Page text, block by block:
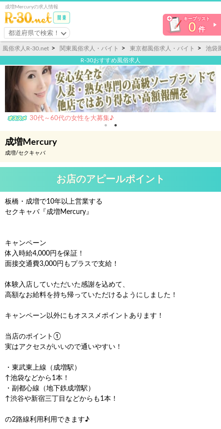
成増Mercuryの求人情報
都道府県で検索！
キープリスト
0 件
風俗求人R-30.net 関東風俗求人・バイト 東京都風俗求人・バイト
池袋
R-30おすすめ風俗求人
30代～60代の女性を大募集♪
成増Mercury
成増/セクキャバ
お店のアピールポイント
板橋・成増で10年以上営業する
セクキャバ『成増Mercury』
キャンペーン
体入時給4,000円を保証！
面接交通費3,000円もプラスで支給！
体験入店していただいた感謝を込めて、
高額なお給料を持ち帰っていただけるようにしました！
キャンペーン以外にもオススメポイントあります！
当店のポイント①
実はアクセスがいいので通いやすい！
・東武東上線（成増駅）
↑池袋などから1本！
・副都心線（地下鉄成増駅）
↑渋谷や新宿三丁目などからも1本！
の2路線利用利用できます♪